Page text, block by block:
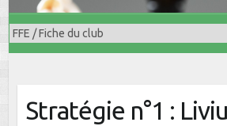
Stratégie n°1 :